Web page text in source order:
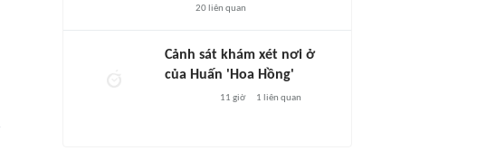
20liên quan
Cảnh sát khám xét nơi ở
của Huấn 'Hoa Hồng'
11 giờ 1 liên quan